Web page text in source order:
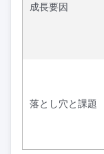
成長要因
落とし穴と課題